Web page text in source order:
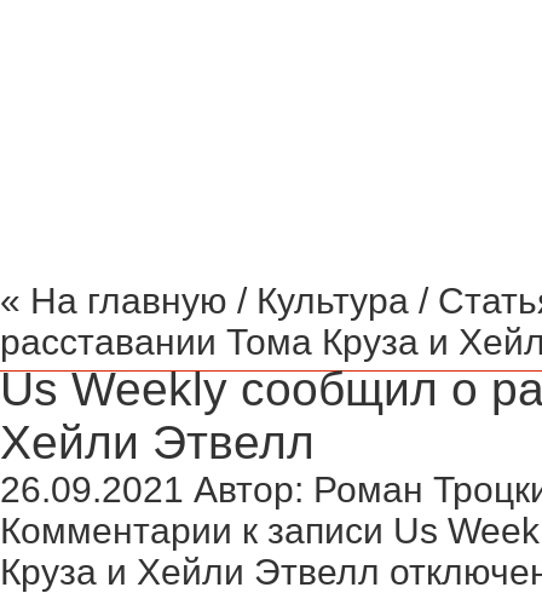
« На главную / Культура /
расставании Тома Круза и
Us Weekly сообщил о
Хейли Этвелл
26.09.2021 Автор: Роман
Комментарии к записи Us
Круза и Хейли Этвелл